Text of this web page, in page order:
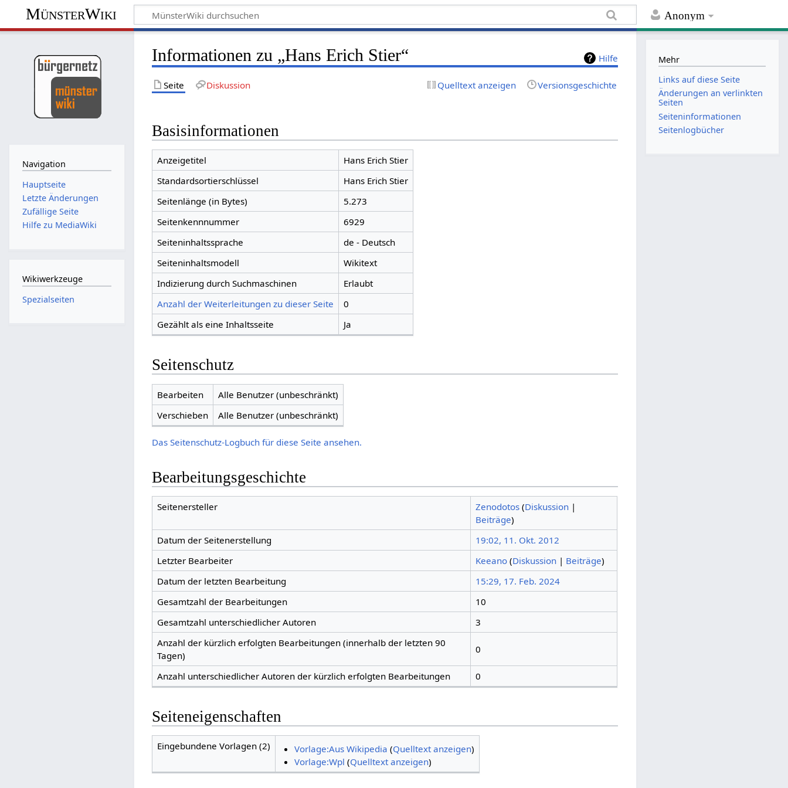
Anonym
MünsterWiki
Hilfe
Informationen zu „Hans Erich Stier“
Seite Diskussion Quelltext anzeigen Versionsgeschichte
Basisinformationen
Anzeigetitel
Hans Erich Stier
Standardsortierschlüssel
Hans Erich Stier
Seitenlänge (in Bytes)
5.273
Seitenkennnummer
6929
Seiteninhaltssprache
de - Deutsch
Seiteninhaltsmodell
Wikitext
Indizierung durch Suchmaschinen
Erlaubt
Anzahl der Weiterleitungen zu dieser Seite
0
Gezählt als eine Inhaltsseite
Ja
Seitenschutz
Bearbeiten
Alle Benutzer (unbeschränkt)
Verschieben
Alle Benutzer (unbeschränkt)
Das Seitenschutz-Logbuch für diese Seite ansehen.
Bearbeitungsgeschichte
Seitenersteller Zenodotos (Diskussion|
Beiträge)
Datum der Seitenerstellung
19:02, 11. Okt. 2012
Letzter Bearbeiter
Keeano (Diskussion| Beiträge)
Datum der letzten Bearbeitung
15:29, 17. Feb. 2024
Gesamtzahl der Bearbeitungen
10
Gesamtzahl unterschiedlicher Autoren
3
Anzahl der kürzlich erfolgten Bearbeitungen (innerhalb der letzten 90
Tagen)
0
Anzahl unterschiedlicher Autoren der kürzlich erfolgten Bearbeitungen 0
Seiteneigenschaften
Eingebundene Vorlagen (2) Vorlage:Aus Wikipedia (Quelltext anzeigen)
Vorlage:Wpl (Quelltext anzeigen)
Navigation
Hauptseite
Letzte Änderungen
Zufällige Seite
Hilfe zu MediaWiki
Wikiwerkzeuge
Spezialseiten
Mehr
Links auf diese Seite
Änderungen an verlinkten
Seiten
Seiten­informationen
Seitenlogbücher